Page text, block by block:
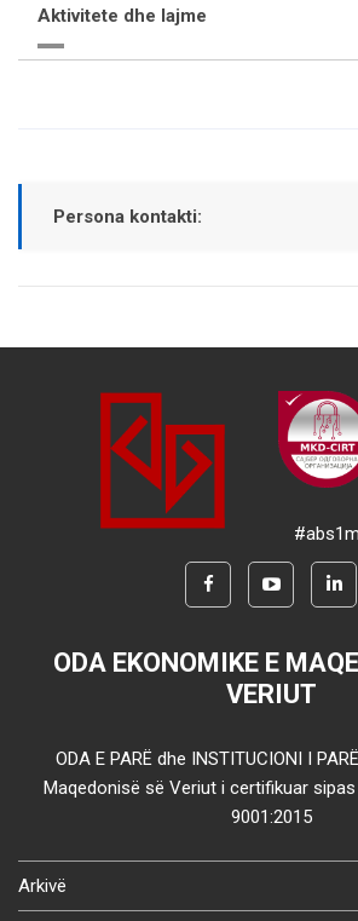
Aktivitete dhe lajme
Persona kontakti:
#abs1m
ODA EKONOMIKE E
VERIUT
ODA E PARË dhe INSTITUCIONI I
Maqedonisë së Veriut i certifikuar sipas
9001:2015
Arkivë